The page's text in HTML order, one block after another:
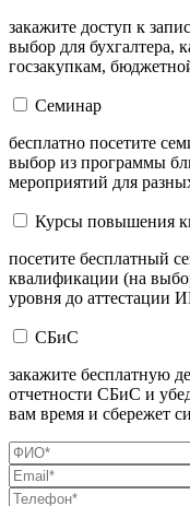
закажите доступ к
выбор для бухгалтера,
госзакупкам,
Семинар
бесплатно посетите
выбор из программы
мероприятий для
Курсы повышения
посетите бесплатный
квалификации (на
уровня до аттестации
СБиС
закажите бесплатную
отчетности СБиС и
вам время и сбережет